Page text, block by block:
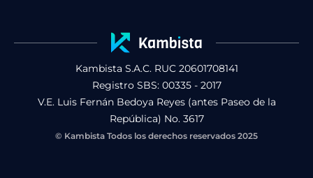
Kambista S.A.C. RUC 20601708141
Registro SBS: 00335 - 2017
V.E. Luis Fernán Bedoya Reyes (antes Paseo de la
República) No. 3617
© Kambista Todos los derechos reservados 2025